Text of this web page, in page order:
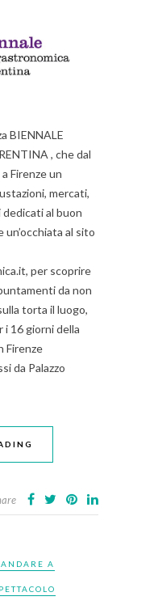
BIENNALE
, che dal
Firenze un
mercati,
al buon
un’occhiata al sito
per scoprire
da non
torta il luogo,
i 16 giorni della
Firenze
da Palazzo
A